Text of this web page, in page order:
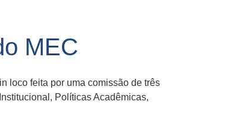
MEC
loco feita por uma comissão de três
Políticas Acadêmicas,